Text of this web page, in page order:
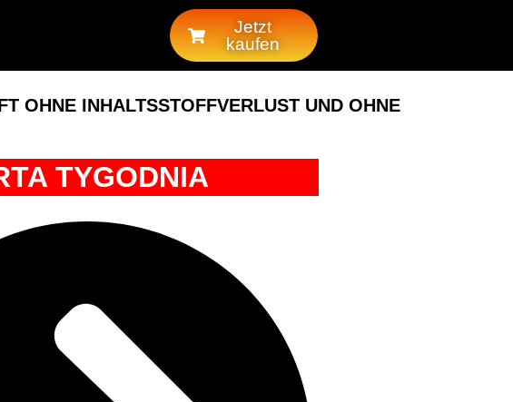
Jetzt
kaufen
OHNE INHALTSSTOFFVERLUST UND OHNE
TYGODNIA